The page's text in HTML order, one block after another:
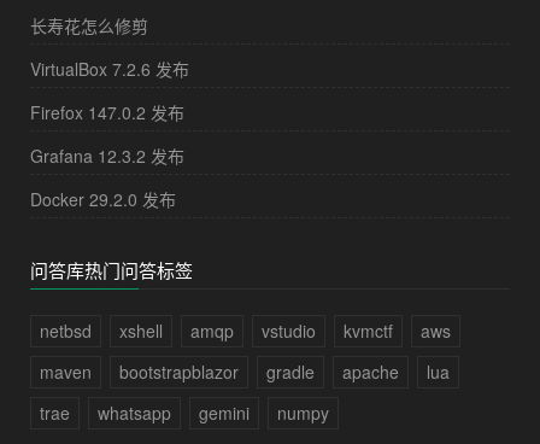
长寿花怎么修剪
VirtualBox 7.2.6 发布
Firefox 147.0.2 发布
Grafana 12.3.2 发布
Docker 29.2.0 发布
问答库热门问答标签
netbsd xshell amqp vstudio kvmctf
aws
maven
bootstrapblazor gradle apache
lua
trae
whatsapp gemini numpy